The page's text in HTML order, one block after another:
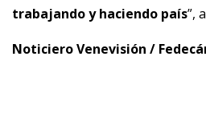
trabajando y haciendo país”,
Noticiero Venevisión /